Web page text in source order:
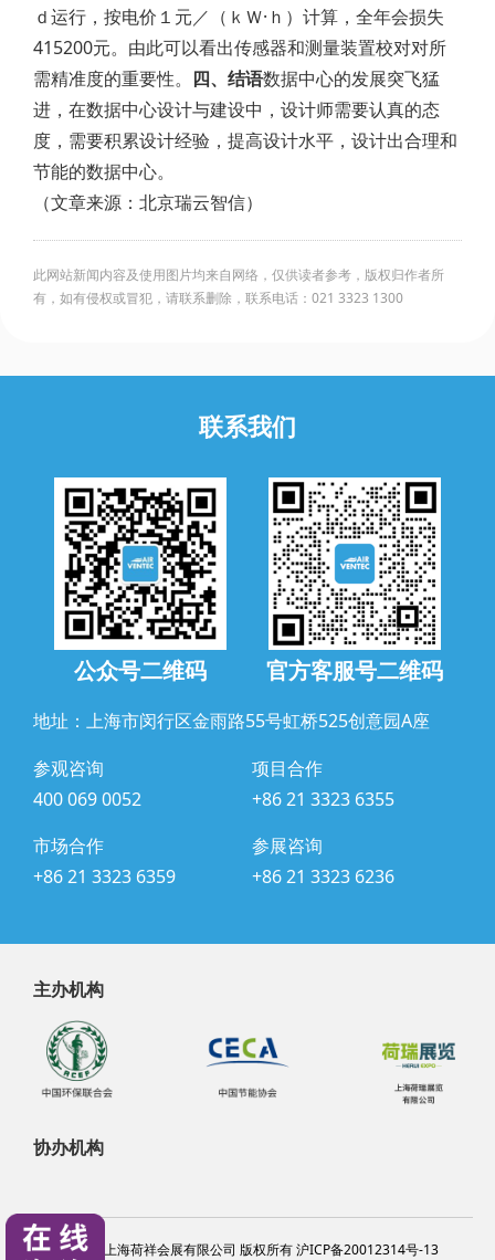
ｄ运行，按电价１元／（ｋＷ·ｈ）计算，全年会损失
415200元。由此可以看出传感器和测量装置校对对所
需精准度的重要性。 四、结语数据中心的发展突飞猛
进，在数据中心设计与建设中，设计师需要认真的态
度，需要积累设计经验，提高设计水平，设计出合理和
节能的数据中心。
（文章来源：北京瑞云智信）
此网站新闻内容及使用图片均来自网络，仅供读者参考，版权归作者所
有，如有侵权或冒犯，请联系删除，联系电话：021 3323 1300
联系我们
公众号二维码 官方客服号二维码
地址：上海市闵行区金雨路55号虹桥525创意园A座
参观咨询
400 069 0052
项目合作
+86 21 3323 6355
市场合作
+86 21 3323 6359
参展咨询
+86 21 3323 6236
主办机构
协办机构
@2024 上海荷祥会展有限公司 版权所有 沪ICP备20012314号-13